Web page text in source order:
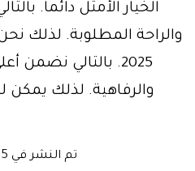
الخيار الأمثل دائماً.
والراحة المطلوبة. لذلك
2025. بالتالي
والرفاهية. لذلك يمكن
تم النشر في